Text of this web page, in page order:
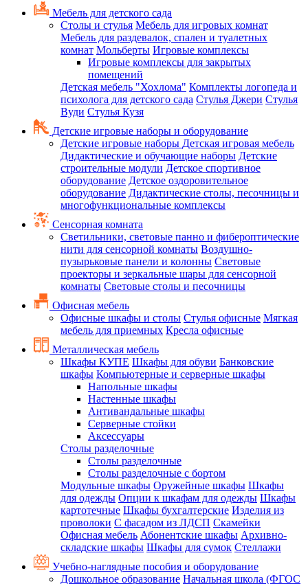
Мебель для детского сада
Столы и стулья Мебель для игровых комнат
Мебель для раздевалок, спален и туалетных
комнат Мольберты Игровые комплексы
Игровые комплексы для закрытых
помещений
Детская мебель "Хохлома" Комплекты логопеда и
психолога для детского сада Стулья Джери Стулья
Вуди Стулья Кузя
Детские игровые наборы и оборудование
Детские игровые наборы Детская игровая мебель
Дидактические и обучающие наборы Детские
строительные модули Детское спортивное
оборудование Детское оздоровительное
оборудование Дидактические столы, песочницы и
многофункциональные комплексы
Сенсорная комната
Светильники, световые панно и фибероптические
нити для сенсорной комнаты Воздушно-
пузырьковые панели и колонны Световые
проекторы и зеркальные шары для сенсорной
комнаты Световые столы и песочницы
Офисная мебель
Офисные шкафы и столы Стулья офисные Мягкая
мебель для приемных Кресла офисные
Металлическая мебель
Шкафы КУПЕ Шкафы для обуви Банковские
шкафы Компьютерные и серверные шкафы
Напольные шкафы
Настенные шкафы
Антивандальные шкафы
Серверные стойки
Аксессуары
Столы разделочные
Столы разделочные
Столы разделочные с бортом
Модульные шкафы Оружейные шкафы Шкафы
для одежды Опции к шкафам для одежды Шкафы
картотечные Шкафы бухгалтерские Изделия из
проволоки С фасадом из ЛДСП Скамейки
Офисная мебель Абонентские шкафы Архивно-
складские шкафы Шкафы для сумок Стеллажи
Учебно-наглядные пособия и оборудование
Дошкольное образование Начальная школа (ФГОС